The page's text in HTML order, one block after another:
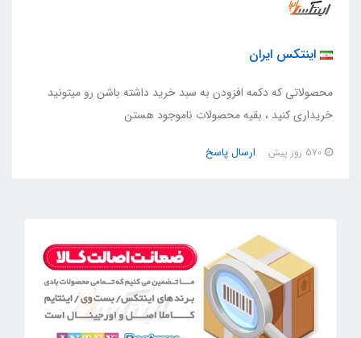
اینتکس ایران
محصولاتی که دکمه افزودن به سبد خرید داشته باشن رو میتونید
خریداری کنید ، بقیه محصولات ناموجود هستن
ارسال پاسخ